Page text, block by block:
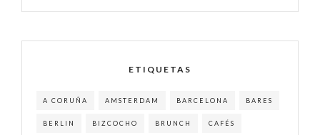
ETIQUETAS
A CORUÑA AMSTERDAM BARCELONA BARES
BERLIN BIZCOCHO BRUNCH CAFÉS